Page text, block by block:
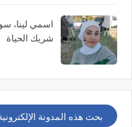
اسمي لينا،
شريك الحياة
بحث هذه المدونة